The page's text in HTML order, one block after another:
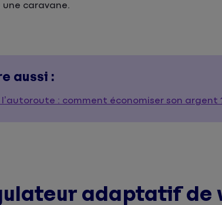
une caravane.
aussi :
: comment économiser son argent
adaptatif de